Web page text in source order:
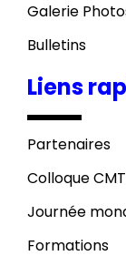
Galerie
Bulletins
Liens
Partenaires
Colloque
Journée
Formations